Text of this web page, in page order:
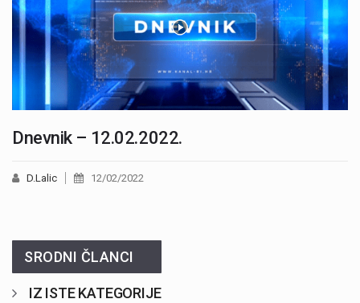
Dnevnik – 12.02.2022.
D.Lalic 12/02/2022
SRODNI ČLANCI
IZ ISTE KATEGORIJE